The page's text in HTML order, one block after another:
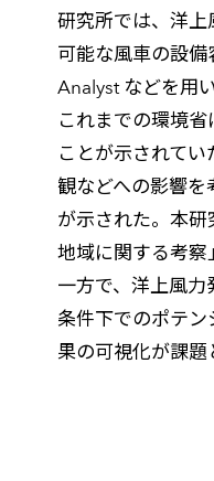
研究所では、洋
可能な風車の設
Analyst などを用
これまでの環境
ことが示されて
観などへの影響を
が示された。本
地域に関する考察
一方で、洋上風力
条件下でのポテ
果の可視化が課題